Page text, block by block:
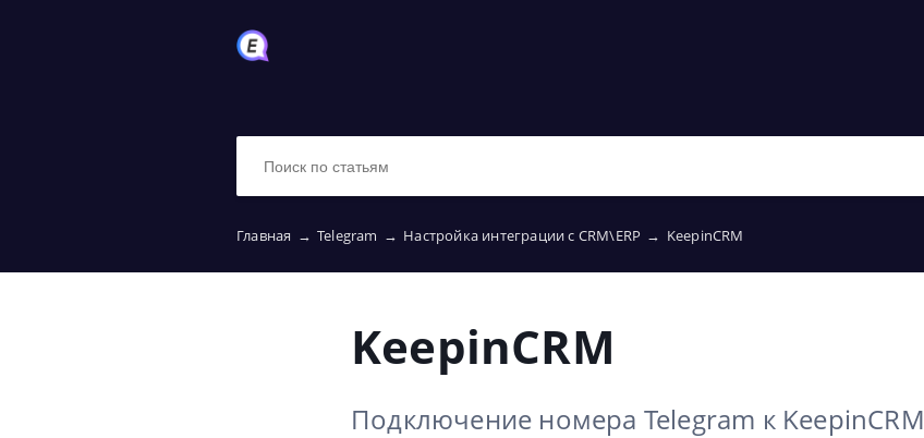
Главная → Telegram → Настройка интеграции с CRM\ERP → KeepinCRM
KeepinCRM
Подключение номера Telegram к KeepinCRM